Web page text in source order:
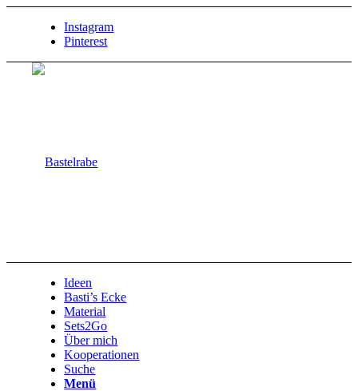
Instagram
Pinterest
Ideen
Basti’s Ecke
Material
Sets2Go
Über mich
Kooperationen
Suche
Menü